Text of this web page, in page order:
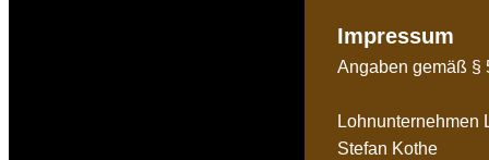
Impressum
Angaben gemäß §
Lohnunternehmen
Stefan Kothe